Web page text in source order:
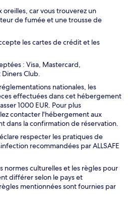
oreilles, car vous trouverez un
de fumée et une trousse de
les cartes de crédit et les
: Visa, Mastercard,
Club.
nationales, les
effectuées dans cet hébergement
1000 EUR. Pour plus
contacter l'hébergement aux
dans la confirmation de réservation.
respecter les pratiques de
recommandées par ALLSAFE
normes culturelles et les règles pour
différer selon le pays et
mentionnées sont fournies par